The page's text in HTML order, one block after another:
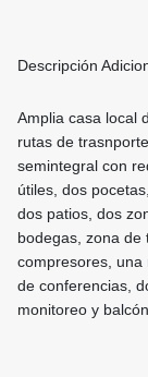
Descripción
Amplia casa local
rutas de
semintegral con
útiles, dos
dos patios, dos
bodegas, zona de
compresores, una
de conferencias,
monitoreo y